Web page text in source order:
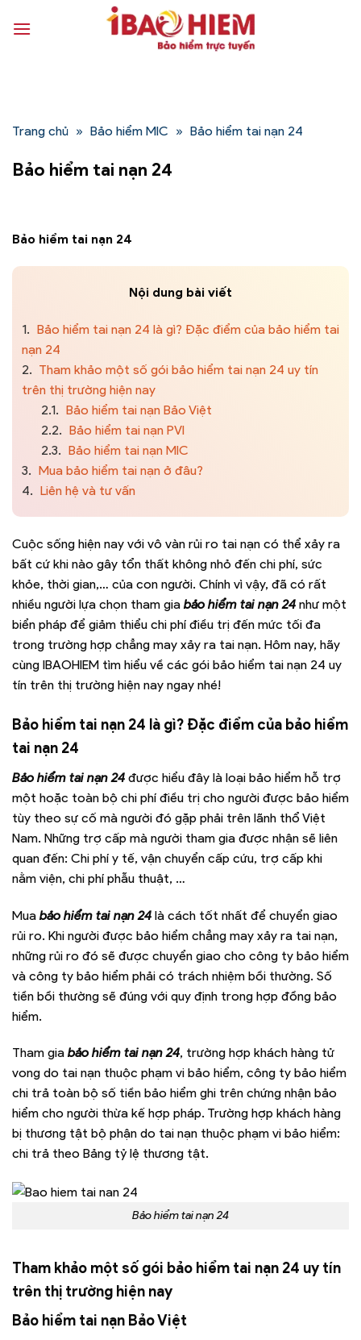
qua
Trang chủ » Bảo hiểm MIC » Bảo hiểm tai nạn 24
Bảo hiểm tai nạn 24
Bảo hiểm tai nạn 24
Nội dung bài viết
1. Bảo hiểm tai nạn 24 là gì? Đặc điểm của bảo hiểm tai
nạn 24
2. Tham khảo một số gói bảo hiểm tai nạn 24 uy tín
trên thị trường hiện nay
2.1. Bảo hiểm tai nạn Bảo Việt
2.2. Bảo hiểm tai nạn PVI
2.3. Bảo hiểm tai nạn MIC
3. Mua bảo hiểm tai nạn ở đâu?
4. Liên hệ và tư vấn
Cuộc sống hiện nay với vô vàn rủi ro tai nạn có thể xảy ra
bất cứ khi nào gây tổn thất không nhỏ đến chi phí, sức
khỏe, thời gian,… của con người. Chính vì vậy, đã có rất
nhiều người lựa chọn tham gia bảo hiểm tai nạn 24 như một
biển pháp để giảm thiểu chi phí điều trị đến mức tối đa
trong trường hợp chẳng may xảy ra tai nạn. Hôm nay, hãy
cùng IBAOHIEM tìm hiểu về các gói bảo hiểm tai nạn 24 uy
tín trên thị trường hiện nay ngay nhé!
Bảo hiểm tai nạn 24 là gì? Đặc điểm của bảo hiểm
tai nạn 24
Bảo hiểm tai nạn 24 được hiểu đây là loại bảo hiểm hỗ trợ
một hoặc toàn bộ chi phí điều trị cho người được bảo hiểm
tùy theo sự cố mà người đó gặp phải trên lãnh thổ Việt
Nam. Những trợ cấp mà người tham gia được nhận sẽ liên
quan đến: Chi phí y tế, vận chuyển cấp cứu, trợ cấp khi
nằm viện, chi phí phẫu thuật, …
Mua bảo hiểm tai nạn 24 là cách tốt nhất để chuyển giao
rủi ro. Khi người được bảo hiểm chẳng may xảy ra tai nạn,
những rủi ro đó sẽ được chuyển giao cho công ty bảo hiểm
và công ty bảo hiểm phải có trách nhiệm bồi thường. Số
tiền bồi thường sẽ đúng với quy định trong hợp đồng bảo
hiểm.
Tham gia bảo hiểm tai nạn 24, trường hợp khách hàng tử
vong do tai nạn thuộc phạm vi bảo hiểm, công ty bảo hiểm
chi trả toàn bộ số tiền bảo hiểm ghi trên chứng nhận bảo
hiểm cho người thừa kế hợp pháp. Trường hợp khách hàng
bị thương tật bộ phận do tai nạn thuộc phạm vi bảo hiểm:
chi trả theo Bảng tỷ lệ thương tật.
Bảo hiểm tai nạn 24
Tham khảo một số gói bảo hiểm tai nạn 24 uy tín
trên thị trường hiện nay
Bảo hiểm tai nạn Bảo Việt